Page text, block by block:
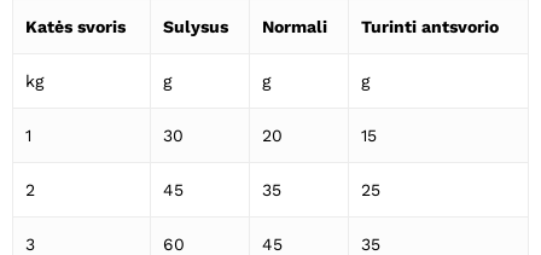
Katės svoris Sulysus Normali Turinti antsvorio
kg g g g
1 30 20 15
2 45 35 25
3 60 45 35